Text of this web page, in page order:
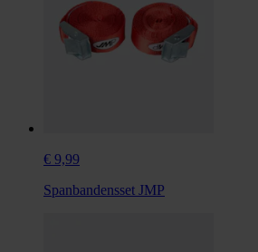
€ 9,99
Spanbandensset JMP